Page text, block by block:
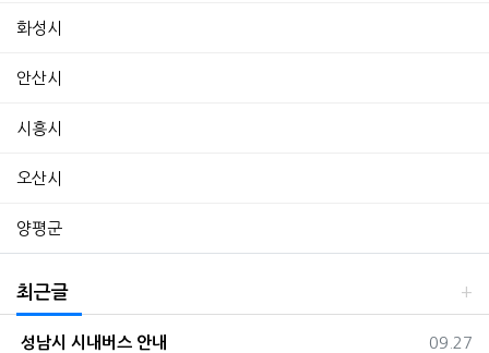
화성시
안산시
시흥시
오산시
양평군
최근글
등록일
09.27
성남시 시내버스 안내